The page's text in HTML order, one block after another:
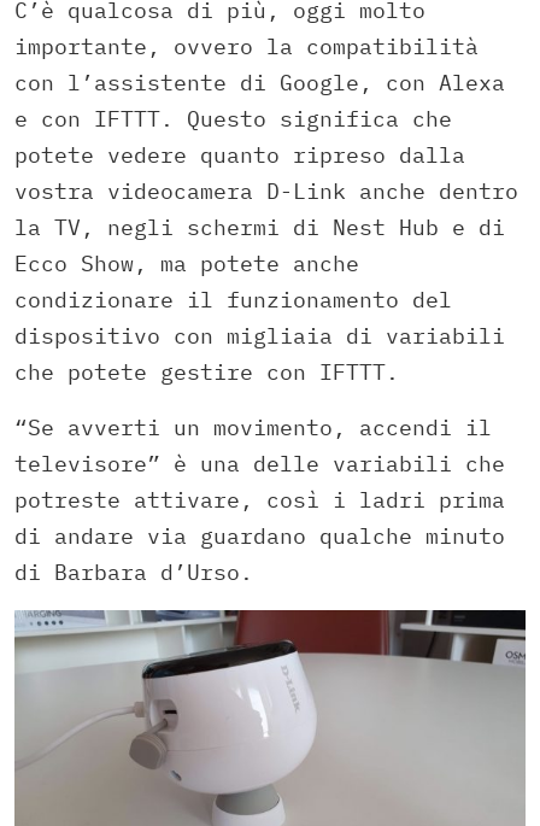
C’è qualcosa di più, oggi molto
importante, ovvero la compatibilità
con l’assistente di Google, con Alexa
e con IFTTT. Questo significa che
potete vedere quanto ripreso dalla
vostra videocamera D-Link anche dentro
la TV, negli schermi di Nest Hub e di
Ecco Show, ma potete anche
condizionare il funzionamento del
dispositivo con migliaia di variabili
che potete gestire con IFTTT.
“Se avverti un movimento, accendi il
televisore” è una delle variabili che
potreste attivare, così i ladri prima
di andare via guardano qualche minuto
di Barbara d’Urso.